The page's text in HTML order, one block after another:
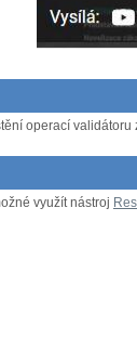
operací
využít nástroj